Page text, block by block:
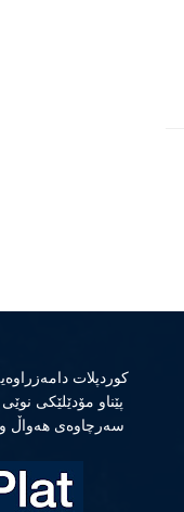
كوردپلات
پێناو مۆدێلێكی
سەرچاوەی هەواڵ و